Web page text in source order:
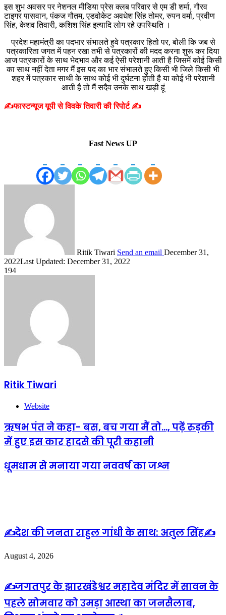
इस शुभ अवसर पर नेशनल मीडिया प्रेस क्लब परिवार से एम डी शर्मा, गौरव
टाइगर पासवान, पंकज गौतम, एडवोकेट अवधेश सिंह तोमर, रुपन वर्मा, प्रवीण
सिंह, केशव तिवारी, कशिश सिंह इत्यादि लोग रहे उपस्थिति ।
प्रदेश महामंत्री का पदभार संभालते हुवे पत्रकार हितो पर, बोली कि जब से
पत्रकारिता जगत में पहन रखा तभी से पत्रकारों की मदद करना शुरू कर दिया
आज पत्रकारों के साथ भेदभाव और कई ऐसी परेशानी आती है जिसमें कोई किसी
का साथ नहीं देता मगर मैं इस पद का भार संभालते हुए किसी भी जिले किसी भी
शहर में पत्रकार साथी के साथ कोई भी दुर्घटना होती है या कोई भी परेशानी
आती है तो मैं सदैव उनके साथ खड़ी हूं
✍️फास्टन्यूज यूपी से विवके तिवारी की रिपोर्ट ✍️
Fast News UP
Ritik Tiwari Send an email December 31,
2022Last Updated: December 31, 2022
194
Ritik Tiwari
Website
ऋषभ पंत ने कहा- बस, बच गया मैं तो..., पढ़ें रुड़की
में हुए इस कार हादसे की पूरी कहानी
धूमधाम से मनाया गया नववर्ष का जश्न
✍️देश की जनता राहुल गांधी के साथ: अतुल सिंह✍️
August 4, 2026
✍️जगतपुर के झारखंडेश्वर महादेव मंदिर में सावन के
पहले सोमवार को उमड़ा आस्था का जनसैलाब,